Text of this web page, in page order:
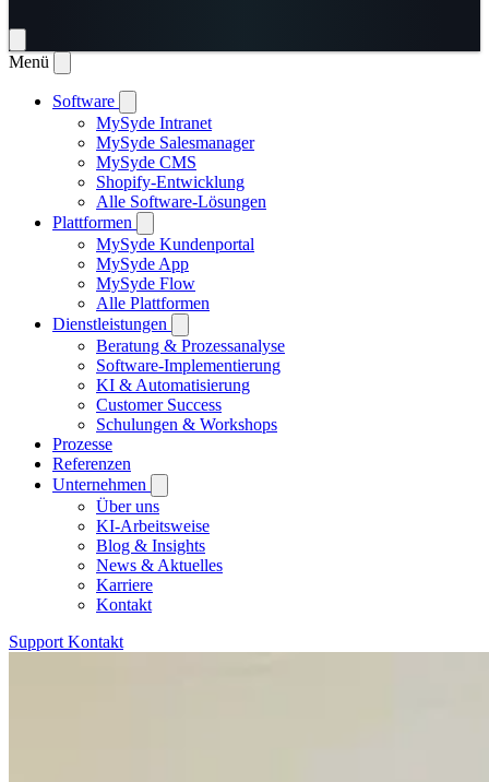
Menü
Software
MySyde Intranet
MySyde Salesmanager
MySyde CMS
Shopify-Entwicklung
Alle Software-Lösungen
Plattformen
MySyde Kundenportal
MySyde App
MySyde Flow
Alle Plattformen
Dienstleistungen
Beratung & Prozessanalyse
Software-Implementierung
KI & Automatisierung
Customer Success
Schulungen & Workshops
Prozesse
Referenzen
Unternehmen
Über uns
KI-Arbeitsweise
Blog & Insights
News & Aktuelles
Karriere
Kontakt
Support Kontakt